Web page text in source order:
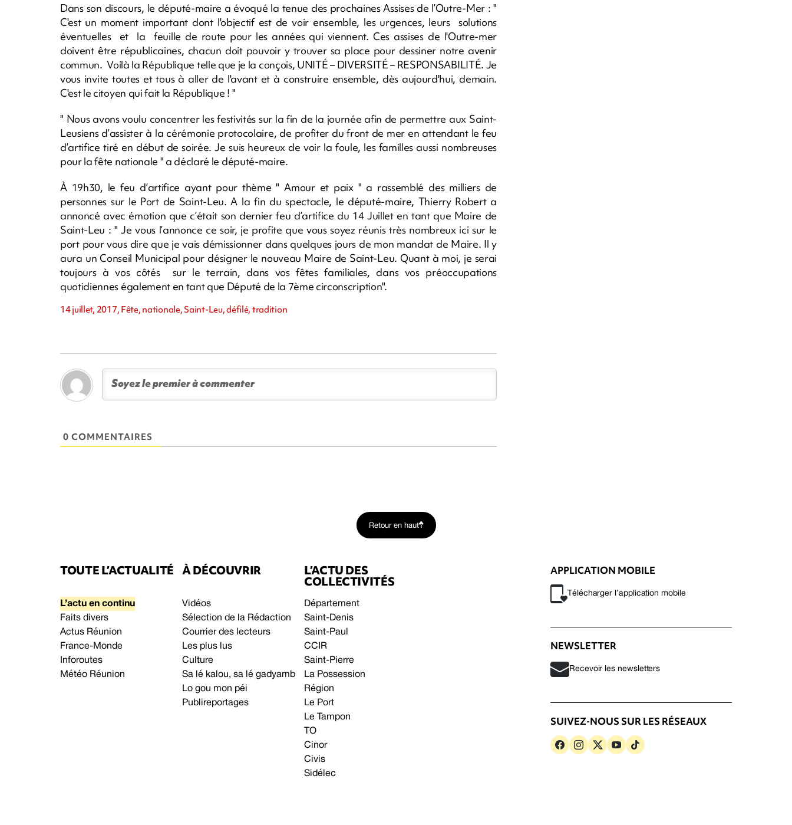
Dans son discours, le député-maire a évoqué la tenue des prochaines Assises de l’Outre-Mer : "
C'est un moment important dont l'objectif est de voir ensemble, les urgences, leurs solutions
éventuelles et la feuille de route pour les années qui viennent. Ces assises de l'Outre-mer
doivent être républicaines, chacun doit pouvoir y trouver sa place pour dessiner notre avenir
commun. Voilà la République telle que je la conçois, UNITÉ – DIVERSITÉ – RESPONSABILITÉ. Je
vous invite toutes et tous à aller de l'avant et à construire ensemble, dès aujourd'hui, demain.
C'est le citoyen qui fait la République ! "
" Nous avons voulu concentrer les festivités sur la fin de la journée afin de permettre aux Saint-
Leusiens d’assister à la cérémonie protocolaire, de profiter du front de mer en attendant le feu
d’artifice tiré en début de soirée. Je suis heureux de voir la foule, les familles aussi nombreuses
pour la fête nationale " a déclaré le député-maire.
À 19h30, le feu d’artifice ayant pour thème " Amour et paix " a rassemblé des milliers de
personnes sur le Port de Saint-Leu. A la fin du spectacle, le député-maire, Thierry Robert a
annoncé avec émotion que c’était son dernier feu d’artifice du 14 Juillet en tant que Maire de
Saint-Leu : " Je vous l’annonce ce soir, je profite que vous soyez réunis très nombreux ici sur le
port pour vous dire que je vais démissionner dans quelques jours de mon mandat de Maire. Il y
aura un Conseil Municipal pour désigner le nouveau Maire de Saint-Leu. Quant à moi, je serai
toujours à vos côtés sur le terrain, dans vos fêtes familiales, dans vos préoccupations
quotidiennes également en tant que Député de la 7ème circonscription".
14 juillet, 2017, Fête, nationale, Saint-Leu, défilé, tradition
0 COMMENTAIRES
Retour en haut
TOUTE L’ACTUALITÉ
L’actu en continu
Faits divers
Actus Réunion
France-Monde
Inforoutes
Météo Réunion
À DÉCOUVRIR
Vidéos
Sélection de la Rédaction
Courrier des lecteurs
Les plus lus
Culture
Sa lé kalou, sa lé gadyamb
Lo gou mon péi
Publireportages
L’ACTU DES
COLLECTIVITÉS
Département
Saint-Denis
Saint-Paul
CCIR
Saint-Pierre
La Possession
Région
Le Port
Le Tampon
TO
Cinor
Civis
Sidélec
APPLICATION MOBILE
Télécharger l’application mobile
NEWSLETTER
Recevoir les newsletters
SUIVEZ-NOUS SUR LES RÉSEAUX